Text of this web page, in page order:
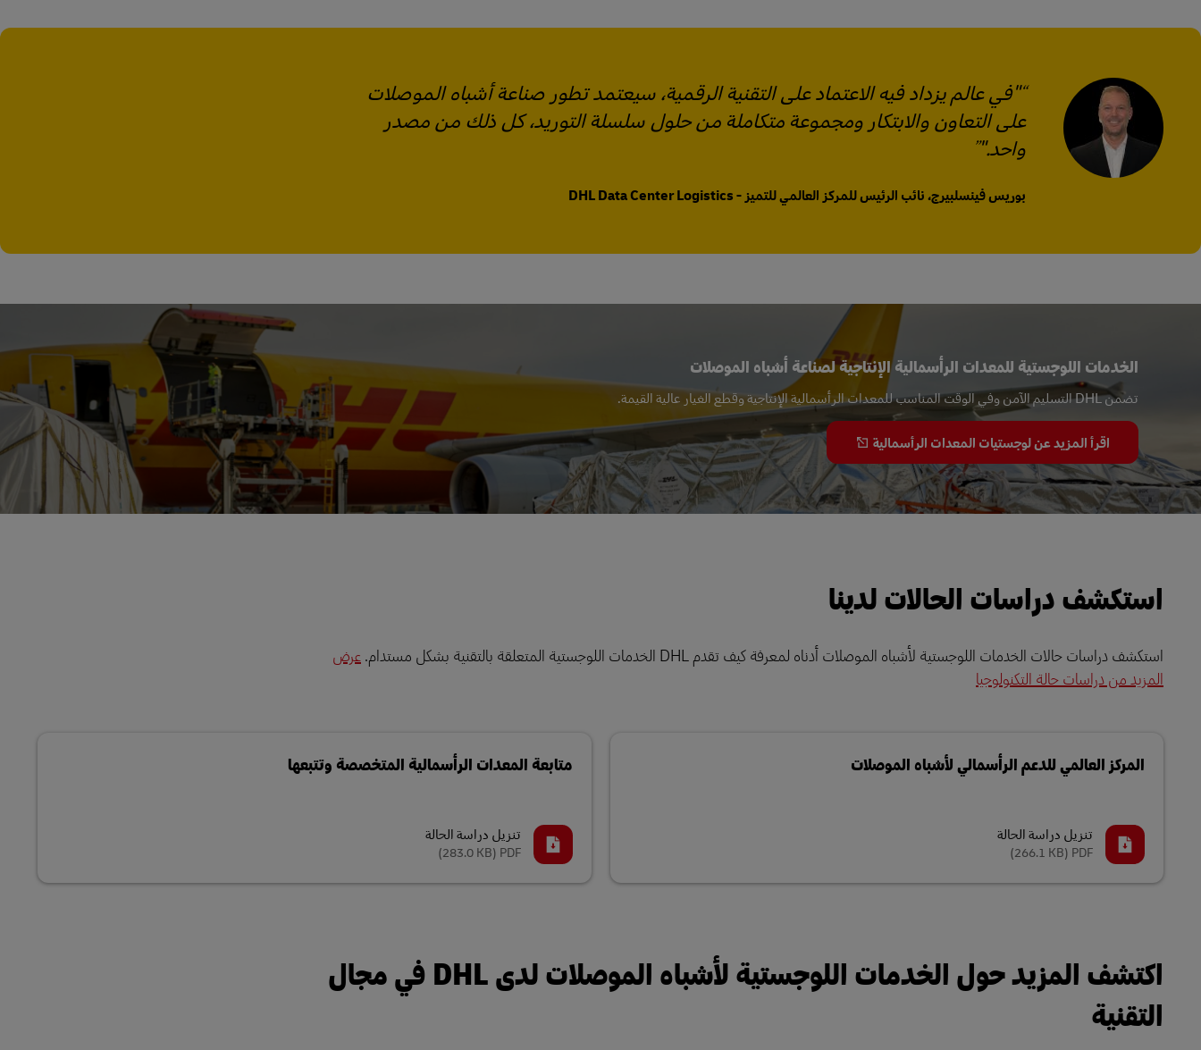
"في عالم يزداد فيه الاعتماد على التقنية الرقمية، سيعتمد تطور صناعة أشباه الموصلات
على التعاون والابتكار ومجموعة متكاملة من حلول سلسلة التوريد، كل ذلك من مصدر
واحد."
بوريس فينسلبيرج، نائب الرئيس للمركز العالمي للتميز - DHL Data Center Logistics
الخدمات اللوجستية للمعدات الرأسمالية الإنتاجية لصناعة أشباه الموصلات
تضمن DHL التسليم الآمن وفي الوقت المناسب للمعدات الرأسمالية الإنتاجية وقطع الغيار عالية القيمة.
اقرأ المزيد عن لوجستيات المعدات الرأسمالية
استكشف دراسات الحالات لدينا
استكشف دراسات حالات الخدمات اللوجستية لأشباه الموصلات أدناه لمعرفة كيف تقدم DHL الخدمات اللوجستية المتعلقة بالتقنية بشكل مستدام.
عرض
المزيد من دراسات حالة التكنولوجيا
المركز العالمي للدعم الرأسمالي لأشباه الموصلات
تنزيل دراسة الحالة
PDF
(266.1 KB)
متابعة المعدات الرأسمالية المتخصصة وتتبعها
تنزيل دراسة الحالة
PDF
(283.0 KB)
اكتشف المزيد حول الخدمات اللوجستية لأشباه الموصلات لدى DHL في مجال
التقنية